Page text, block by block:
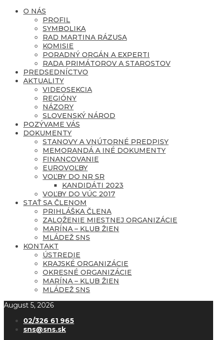
O NÁS
PROFIL
SYMBOLIKA
RAD MARTINA RÁZUSA
KOMISIE
PORADNÝ ORGÁN A EXPERTI
RADA PRIMÁTOROV A STAROSTOV
PREDSEDNÍCTVO
AKTUALITY
VIDEOSEKCIA
REGIÓNY
NÁZORY
SLOVENSKÝ NÁROD
POZÝVAME VÁS
DOKUMENTY
STANOVY A VNÚTORNÉ PREDPISY
MEMORANDÁ A INÉ DOKUMENTY
FINANCOVANIE
EUROVOĽBY
VOĽBY DO NR SR
KANDIDÁTI 2023
VOĽBY DO VÚC 2017
STAŤ SA ČLENOM
PRIHLÁŠKA ČLENA
ZALOŽENIE MIESTNEJ ORGANIZÁCIE
MARÍNA – KLUB ŽIEN
MLÁDEŽ SNS
KONTAKT
ÚSTREDIE
KRAJSKÉ ORGANIZÁCIE
OKRESNÉ ORGANIZÁCIE
MARÍNA – KLUB ŽIEN
MLÁDEŽ SNS
August 5, 2026
02/326 61 965
sns@sns.sk